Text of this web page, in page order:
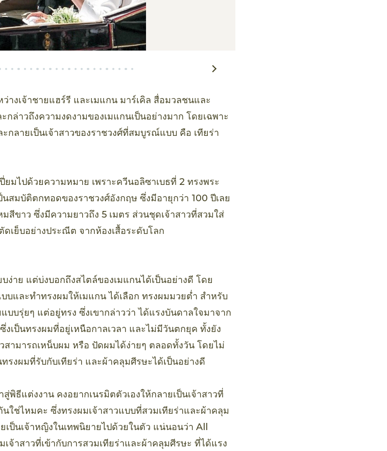
างเจ้าชายแฮร์รี และเมแกน มาร์เคิล สื่อมวลชนและ
ล่าวถึงความงดงามของเมแกนเป็นอย่างมาก โดยเฉพาะ
กลายเป็นเจ้าสาวของราชวงศ์ที่สมบูรณ์แบบ คือ เทียร่า
ยมไปด้วยความหมาย เพราะควีนอลิซาเบธที่ 2 ทรงพระ
สมบัติตกทอดของราชวงศ์อังกฤษ ซึ่งมีอายุกว่า 100 ปีเลย
สีขาว ซึ่งมีความยาวถึง 5 เมตร ส่วนชุดเจ้าสาวที่สวมใส่
เย็บอย่างประณีต จากห้องเสื้อระดับโลก
ง่าย แต่บ่งบอกถึงสไตล์ของเมแกนได้เป็นอย่างดี โดย
และทำทรงผมให้เมแกน ได้เลือก ทรงผมมวยต่ำ สำหรับ
บบรุ่ยๆ แต่อยู่ทรง ซึ่งเขากล่าวว่า ได้แรงบันดาลใจมาจาก
งเป็นทรงผมที่อยู่เหนือกาลเวลา และไม่มีวันตกยุค ทั้งยัง
สามารถเหน็บผม หรือ ปัดผมได้ง่ายๆ ตลอดทั้งวัน โดยไม่
รงผมที่รับกับเทียร่า และผ้าคลุมศีรษะได้เป็นอย่างดี
พิธีแต่งงาน คงอยากเนรมิตตัวเองให้กลายเป็นเจ้าสาวที่
ใช่ไหมคะ ซึ่งทรงผมเจ้าสาวแบบที่สวมเทียร่าและผ้าคลุม
เป็นเจ้าหญิงในเทพนิยายไปด้วยในตัว แน่นอนว่า All
จ้าสาวที่เข้ากับการสวมเทียร่าและผ้าคลุมศีรษะ ที่ได้แรง